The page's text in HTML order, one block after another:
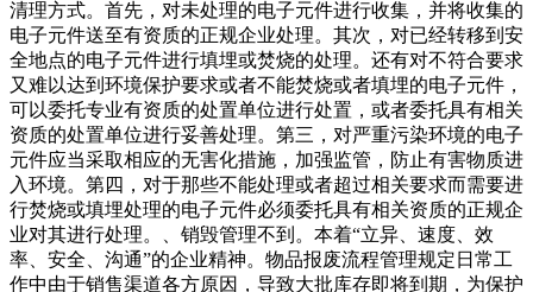
清理方式。首先，对未处理的电子元件进行收集，并将收集的
电子元件送至有资质的正规企业处理。其次，对已经转移到安
全地点的电子元件进行填埋或焚烧的处理。还有对不符合要求
又难以达到环境保护要求或者不能焚烧或者填埋的电子元件，
可以委托专业有资质的处置单位进行处置，或者委托具有相关
资质的处置单位进行妥善处理。第三，对严重污染环境的电子
元件应当采取相应的无害化措施，加强监管，防止有害物质进
入环境。第四，对于那些不能处理或者超过相关要求而需要进
行焚烧或填埋处理的电子元件必须委托具有相关资质的正规企
业对其进行处理。、销毁管理不到。本着“立异、速度、效
率、安全、沟通”的企业精神。物品报废流程管理规定日常工
作中由于销售渠道各方原因，导致大批库存即将到期，为保护